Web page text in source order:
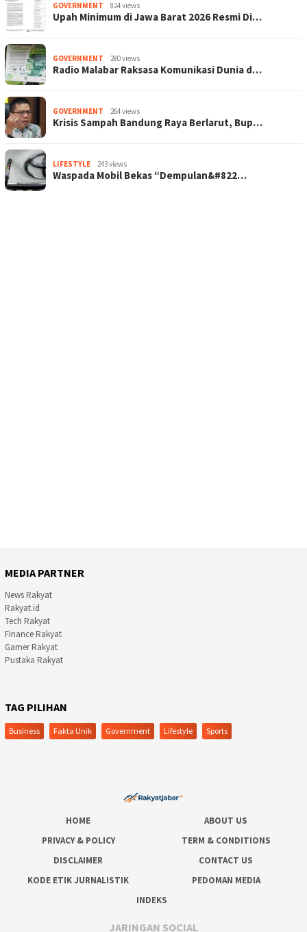
GOVERNMENT 824 views
Upah Minimum di Jawa Barat 2026 Resmi Di…
GOVERNMENT 280 views
Radio Malabar Raksasa Komunikasi Dunia d…
GOVERNMENT 264 views
Krisis Sampah Bandung Raya Berlarut, Bup…
LIFESTYLE 243 views
Waspada Mobil Bekas “Dempulan&#822…
MEDIA PARTNER
News Rakyat
Rakyat.id
Tech Rakyat
Finance Rakyat
Gamer Rakyat
Pustaka Rakyat
TAG PILIHAN
Business Fakta Unik Government Lifestyle Sports
HOME
ABOUT US
PRIVACY & POLICY
TERM & CONDITIONS
DISCLAIMER
CONTACT US
KODE ETIK JURNALISTIK
PEDOMAN MEDIA
INDEKS
JARINGAN SOCIAL